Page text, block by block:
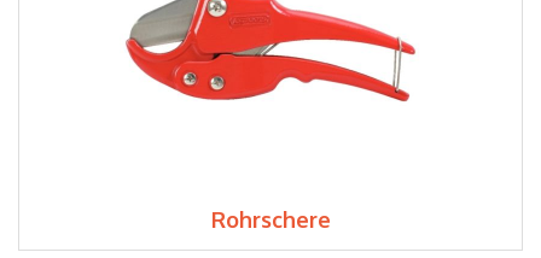
Rohrschere